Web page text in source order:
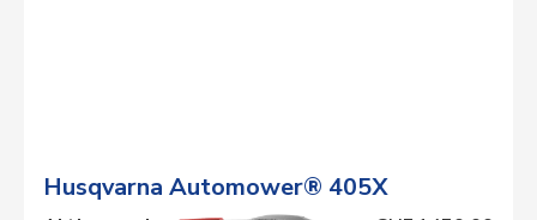
Husqvarna Automower® 405X